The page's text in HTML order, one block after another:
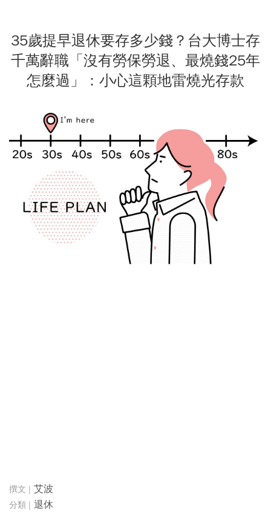
35歲提早退休要存多少錢？台大博士存
千萬辭職「沒有勞保勞退、最燒錢25年
怎麼過」：小心這顆地雷燒光存款
艾波
退休